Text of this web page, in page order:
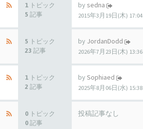
1 トピック
5 記事
by sedna
2015年3月19日(木) 17:04
5 トピック
23 記事
by JordanDodd
2026年7月23日(木) 13:36
1 トピック
2 記事
by Sophiaed
2025年8月06日(水) 15:38
0 トピック
0 記事
投稿記事なし